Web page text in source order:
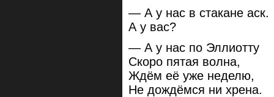
— А у нас в стакане аск.
А у вас?
— А у нас по Эллиотту
Скоро пятая волна,
Ждём её уже неделю,
Не дождёмся ни хрена.